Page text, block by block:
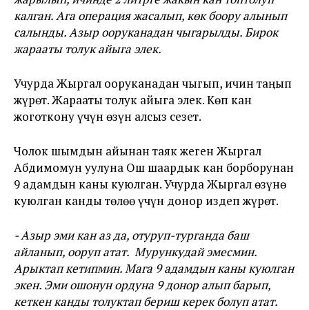
калган. Ага операция жасалып, көк боору алынып
салынды. Азыр ооруканадан чыгарылды. Бирок
жарааты толук айыга элек.
Учурда Жыргал ооруканадан чыгып, ичин таӊып
жүрөт. Жарааты толук айыга элек. Көп кан
жоготкону үчүн өзүн алсыз сезет.
Чолок шымдын айынан таяк жеген Жыргал
Абдимомун уулуна Ош шаардык кан борборунан
9 адамдын каны куюлган. Учурда Жыргал өзүнө
куюлган канды төлөө үчүн донор издеп жүрөт.
- Азыр эми кан аз да, отуруп-турганда баш
айланып, ооруп атат. Мурункудай эмесмин.
Арыктап кетипмин. Мага 9 адамдын каны куюлган
экен. Эми ошонун ордуна 9 донор алып барып,
кеткен канды толуктап бериш керек болуп атат.